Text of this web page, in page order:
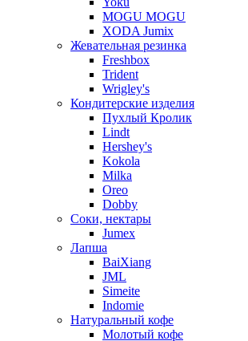
MOGU MOGU
XODA Jumix
Жевательная резинка
Freshbox
Trident
Wrigley's
Кондитерские изделия
Пухлый Кролик
Lindt
Hershey's
Kokola
Milka
Oreo
Dobby
Соки, нектары
Jumex
Лапша
BaiXiang
JML
Simeite
Indomie
Натуральный кофе
Молотый кофе